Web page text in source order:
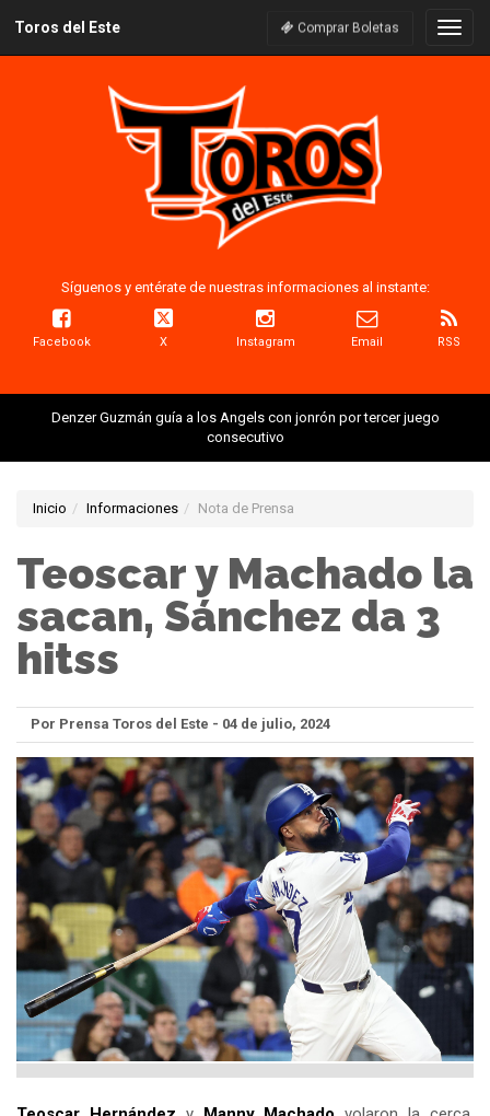
Toros del Este Comprar Boletas
Síguenos y entérate de nuestras informaciones al instante:
Facebook X Instagram Email RSS
Denzer Guzmán guía a los Angels con jonrón por tercer juego
consecutivo
Inicio Informaciones Nota de Prensa
Teoscar y Machado la
sacan, Sánchez da 3
hitss
Por Prensa Toros del Este - 04 de julio, 2024